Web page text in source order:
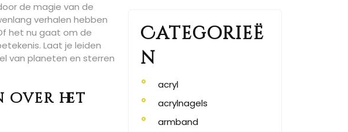
de magie van de
verhalen hebben
het nu gaat om de
Laat je leiden
van planeten en sterren
over het
Categorieë
n
acryl
acrylnagels
armband